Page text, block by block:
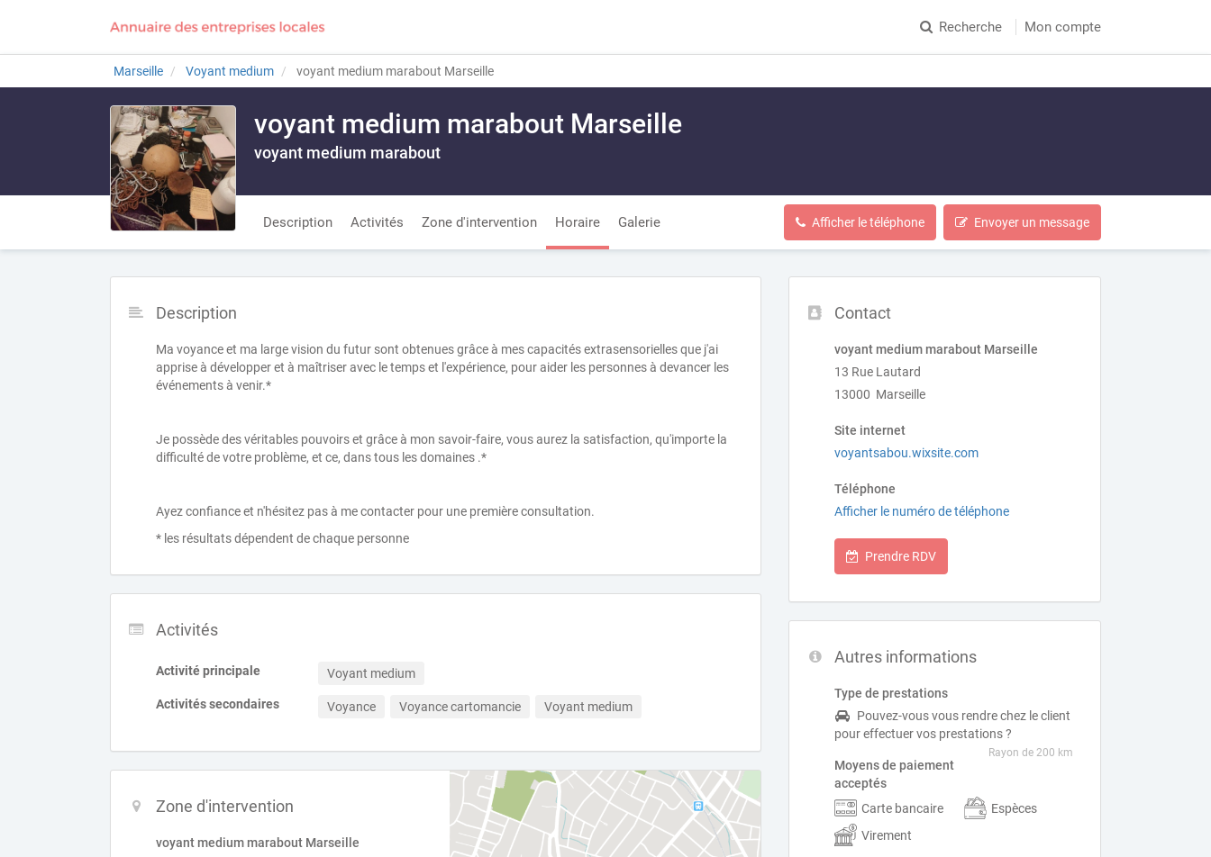
Recherche Mon compte
Marseille Voyant medium voyant medium marabout Marseille
voyant medium marabout Marseille
voyant medium marabout
Description Activités Zone d'intervention Horaire Galerie Afficher le téléphone Envoyer un message
Contact
voyant medium marabout Marseille
13 Rue Lautard
13000 Marseille
Site internet
voyantsabou.wixsite.com
Téléphone
Afficher le numéro de téléphone
Prendre RDV
Autres informations
Type de prestations
Pouvez-vous vous rendre chez le client
pour effectuer vos prestations ?
Rayon de 200 km
Moyens de paiement
acceptés
Carte bancaire
Espèces
Virement
Description
Ma voyance et ma large vision du futur sont obtenues grâce à mes capacités extrasensorielles que j'ai
apprise à développer et à maîtriser avec le temps et l'expérience, pour aider les personnes à devancer les
événements à venir.*
Je possède des véritables pouvoirs et grâce à mon savoir-faire, vous aurez la satisfaction, qu'importe la
difficulté de votre problème, et ce, dans tous les domaines .*
Ayez confiance et n'hésitez pas à me contacter pour une première consultation.
* les résultats dépendent de chaque personne
Activités
Activité principale Voyant medium
Activités secondaires Voyance Voyance cartomancie Voyant medium
Zone d'intervention
voyant medium marabout Marseille